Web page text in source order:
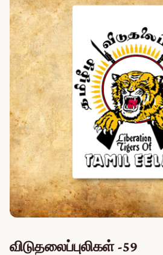
விடுதலைப்புலிகள் -59